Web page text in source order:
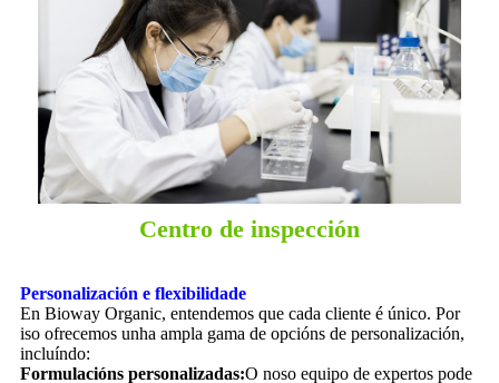
Centro de inspección
Personalización e flexibilidade
En Bioway Organic, entendemos que cada cliente é único. Por
iso ofrecemos unha ampla gama de opcións de personalización,
incluíndo:
Formulacións personalizadas:O noso equipo de expertos pode